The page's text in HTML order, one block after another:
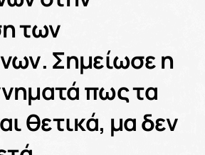
των
Σημείωσε η
πως τα
θετικά, μα δεν